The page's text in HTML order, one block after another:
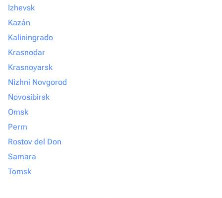
Izhevsk
Kazán
Kaliningrado
Krasnodar
Krasnoyarsk
Nizhni Novgorod
Novosibirsk
Omsk
Perm
Rostov del Don
Samara
Tomsk